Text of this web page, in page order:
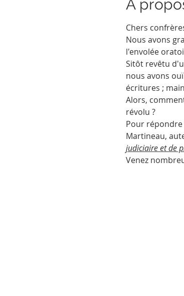
À
Chers
Nous avons
l'envolée
Sitôt revêtu
nous avons
écritures ;
Alors,
révolu ?
Pour
Martineau,
judiciaire et de
Venez